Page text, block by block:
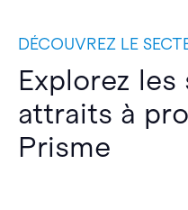
DÉCOUVREZ LE
Explorez
attraits à
Prisme